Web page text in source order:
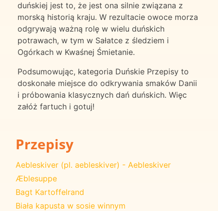
duńskiej jest to, że jest ona silnie związana z
morską historią kraju. W rezultacie owoce morza
odgrywają ważną rolę w wielu duńskich
potrawach, w tym w Sałatce z śledziem i
Ogórkach w Kwaśnej Śmietanie.
Podsumowując, kategoria Duńskie Przepisy to
doskonałe miejsce do odkrywania smaków Danii
i próbowania klasycznych dań duńskich. Więc
załóż fartuch i gotuj!
Przepisy
Aebleskiver (pl. aebleskiver) - Aebleskiver
Æblesuppe
Bagt Kartoffelrand
Biała kapusta w sosie winnym